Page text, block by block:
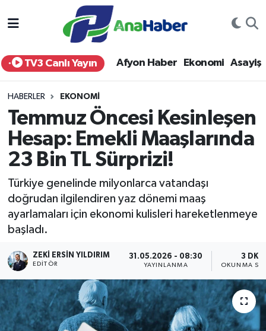
TV3 Canlı Yayın Afyon Haber Ekonomi Asayiş
HABERLER EKONOMI
Temmuz Öncesi Kesinleşen
Hesap: Emekli Maaşlarında
23 Bin TL Sürprizi!
Türkiye genelinde milyonlarca vatandaşı
doğrudan ilgilendiren yaz dönemi maaş
ayarlamaları için ekonomi kulisleri hareketlenmeye
başladı.
ZEKI ERSIN YILDIRIM
EDITÖR
31.05.2026 - 08:30
YAYINLANMA
3 DK
OKUNMA
Yurt Haber
Afyon Haber
Siyaset
Spor
Eğitim
Sağlık
Teknoloji
Kültür - Sanat
Yaşam
Afyonkarahisar Nöbetçi Eczaneler
Afyonkarahisar Hava Durumu
Afyonkarahisar Namaz Vakitleri
Afyonkarahisar Trafik Yoğunluk Haritası
Süper Lig Puan Durumu ve Fikstür
Tüm Manşetler
Son Dakika Haberleri
Haber Arşivi